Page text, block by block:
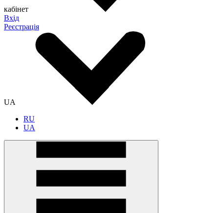
кабінет
Вхід
Реєстрація
UA
RU
UA